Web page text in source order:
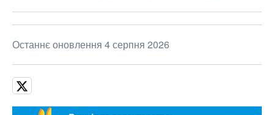
Останнє оновлення 4 серпня 2026